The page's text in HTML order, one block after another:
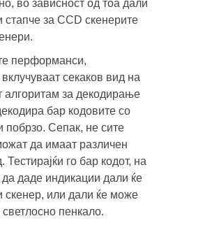
во зависност од тоа дали
за CCD скенерите
перформанси,
секаков вид на
алгоритам за декодирање
бар кодовите со
побрзо. Сепак, не сите
да имаат различен
го бар кодот, на
даде индикации дали ќе
скенер, или дали ќе може
пенкало.